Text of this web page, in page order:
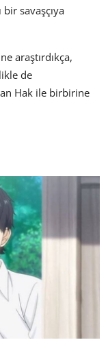
bir savaşçıya
araştırdıkça,
de
Hak ile birbirine